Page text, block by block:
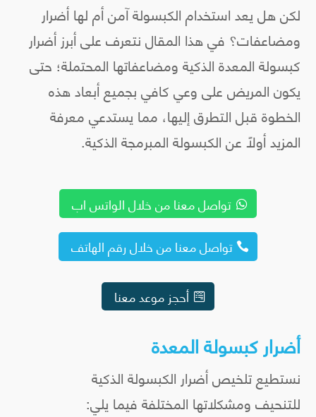
لكن هل يعد استخدام الكبسولة آمن أم لها أضرار
ومضاعفات؟ في هذا المقال نتعرف على أبرز أضرار
كبسولة المعدة الذكية ومضاعفاتها المحتملة؛ حتى
يكون المريض على وعي كافي بجميع أبعاد هذه
الخطوة قبل التطرق إليها، مما يستدعي معرفة
المزيد أولًا عن الكبسولة المبرمجة الذكية.
تواصل معنا من خلال الواتس اب
تواصل معنا من خلال رقم الهاتف
أحجز موعد معنا
أضرار كبسولة المعدة
نستطيع تلخيص أضرار الكبسولة الذكية
للتنحيف ومشكلاتها المختلفة فيما يلي: